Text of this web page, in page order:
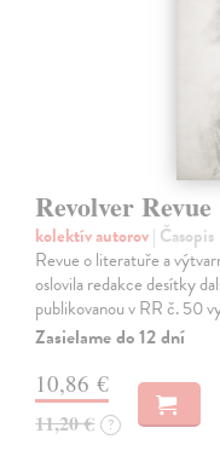
Revolver Revue
kolektív autorov| Časopis
Revue o literatuře a
oslovila redakce desítky
publikovanou v RR č. 50
Zasielame do 12 dní
10,86 €
11,20 € ?